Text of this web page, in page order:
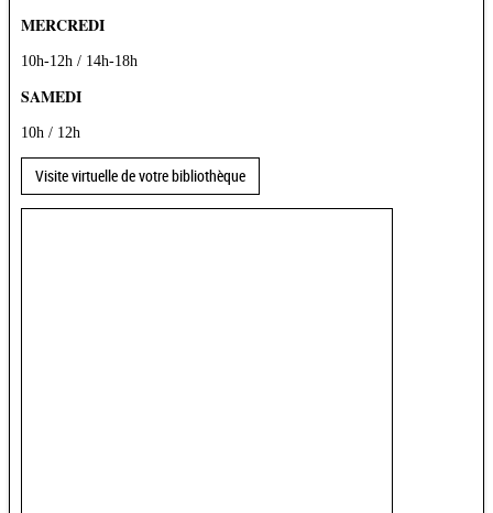
MERCREDI
10h-12h / 14h-18h
SAMEDI
10h / 12h
Visite virtuelle de votre bibliothèque